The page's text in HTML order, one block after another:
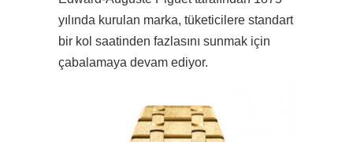
yılında kurulan marka, tüketicilere standart
bir kol saatinden fazlasını sunmak için
çabalamaya devam ediyor.